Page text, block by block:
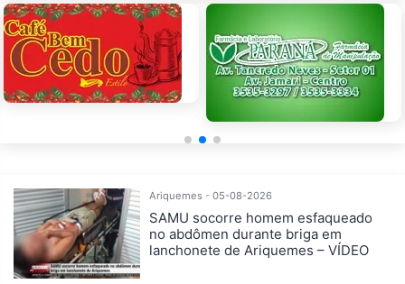
Ariquemes - 05-08-2026
SAMU socorre homem esfaqueado
no abdômen durante briga em
lanchonete de Ariquemes – VÍDEO